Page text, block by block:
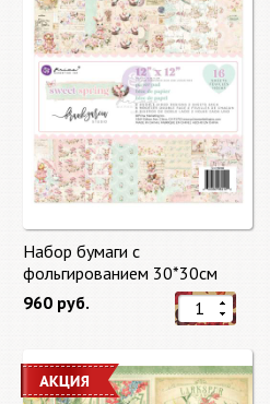
Набор бумаги с
фольгированием 30*30см
Сладкая весна "Sweet Spring"
8 листов Prima Marketing
960 руб.